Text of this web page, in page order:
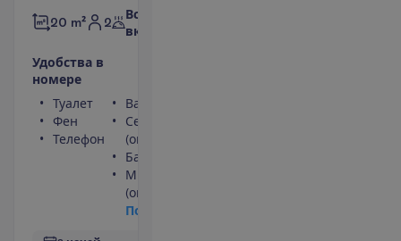
20 m² 2
Все
включено
Удобства в
номере
Туалет
Фен
Телефон
Ванна или душ
Сейф
(оплачивается)
Балкон
Мини-бар
(оплачивается)
По